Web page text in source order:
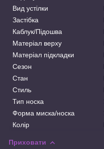
Вид устілки
Застібка
Каблук/Підошва
Матеріал верху
Матеріал підкладки
Сезон
Стан
Стиль
Тип носка
Форма миска/носка
Колір
Приховати